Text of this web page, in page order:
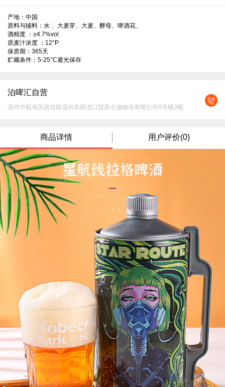
产地：中国
原料与辅料：水 、大麦芽、大麦、酵母、啤酒花、
酒精度 ：≥4.7%vol
原麦汁浓度 ：12°P
保质期：365天
贮藏条件：5-25°C避光保存
泊啤汇自营
温州市瓯海区昌吉路温州东耕进口贸易仓储物流有限公司8号楼3楼
商品详情 用户评价(0)